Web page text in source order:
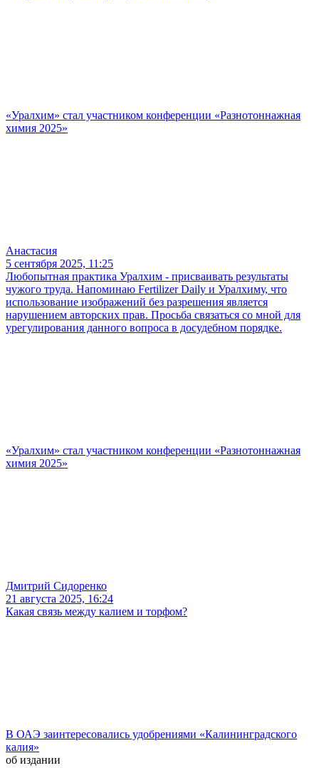
«Уралхим» стал участником конференции «Разнотоннажная
химия 2025»
Анастасия
5 сентября 2025, 11:25
Любопытная практика Уралхим - присваивать результаты
чужого труда. Напоминаю Fertilizer Daily и Уралхиму, что
использование изображений без разрешения является
нарушением авторских прав. Просьба связаться со мной для
урегулирования данного вопроса в досудебном порядке.
«Уралхим» стал участником конференции «Разнотоннажная
химия 2025»
Дмитрий Сидоренко
21 августа 2025, 16:24
Какая связь между калием и торфом?
В ОАЭ заинтересовались удобрениями «Калининградского
калия»
об издании